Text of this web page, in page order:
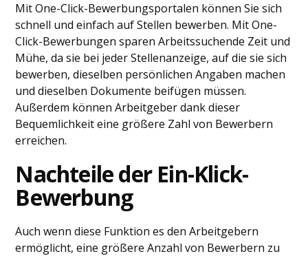
Mit One-Click-Bewerbungsportalen können Sie sich
schnell und einfach auf Stellen bewerben. Mit One-
Click-Bewerbungen sparen Arbeitssuchende Zeit und
Mühe, da sie bei jeder Stellenanzeige, auf die sie sich
bewerben, dieselben persönlichen Angaben machen
und dieselben Dokumente beifügen müssen.
Außerdem können Arbeitgeber dank dieser
Bequemlichkeit eine größere Zahl von Bewerbern
erreichen.
Nachteile der Ein-Klick-
Bewerbung
Auch wenn diese Funktion es den Arbeitgebern
ermöglicht, eine größere Anzahl von Bewerbern zu